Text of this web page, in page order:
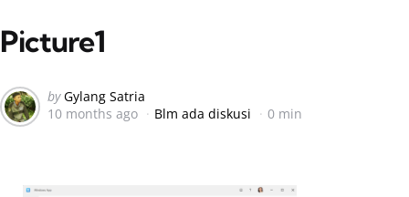
Picture1
Posted
by
by Gylang Satria
10 months ago
Blm ada diskusi 0 min